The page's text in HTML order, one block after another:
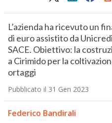
L’azienda ha ricevuto un
di euro assistito da
SACE. Obiettivo: la
a Cirimido per la
ortaggi
Pubblicato il 31 Gen 2023
Federico Bandirali